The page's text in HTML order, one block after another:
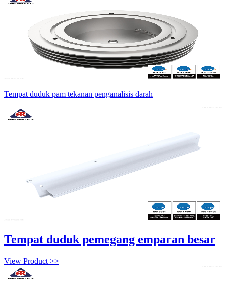
Tempat duduk pam tekanan penganalisis darah
Tempat duduk pemegang emparan besar
View Product >>